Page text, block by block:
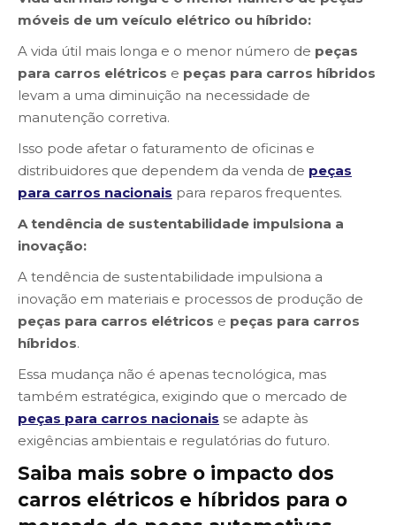
móveis de um veículo elétrico ou híbrido:
A vida útil mais longa e o menor número de peças
para carros elétricos e peças para carros híbridos
levam a uma diminuição na necessidade de
manutenção corretiva.
Isso pode afetar o faturamento de oficinas e
distribuidores que dependem da venda de peças
para carros nacionais para reparos frequentes.
A tendência de sustentabilidade impulsiona a
inovação:
A tendência de sustentabilidade impulsiona a
inovação em materiais e processos de produção de
peças para carros elétricos e peças para carros
híbridos.
Essa mudança não é apenas tecnológica, mas
também estratégica, exigindo que o mercado de
peças para carros nacionais se adapte às
exigências ambientais e regulatórias do futuro.
Saiba mais sobre o impacto dos
carros elétricos e híbridos para o